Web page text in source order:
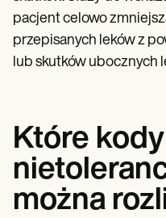
pacjent celowo
przepisanych leków z
lub skutków ubocznych
Które
można